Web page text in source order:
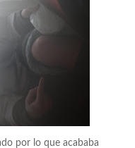
por lo que acababa